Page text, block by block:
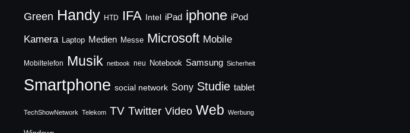
Green Handy HTD IFA Intel iPad iphone iPod
Kamera Laptop Medien Messe Microsoft Mobile
Mobiltelefon Musik netbook neu Notebook Samsung Sicherheit
Smartphone social network Sony Studie tablet
TechShowNetwork Telekom TV Twitter Video Web Werbung